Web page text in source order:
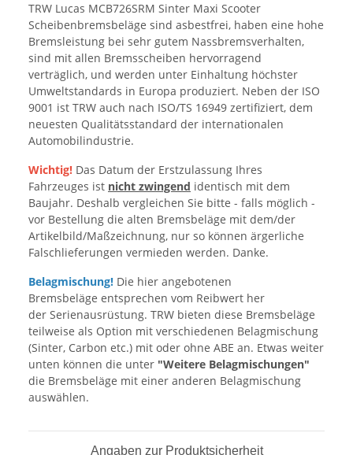
TRW Lucas MCB726SRM Sinter Maxi Scooter
Scheibenbremsbeläge sind asbestfrei, haben eine hohe
Bremsleistung bei sehr gutem Nassbremsverhalten,
sind mit allen Bremsscheiben hervorragend
verträglich, und werden unter Einhaltung höchster
Umweltstandards in Europa produziert. Neben der ISO
9001 ist TRW auch nach ISO/TS 16949 zertifiziert, dem
neuesten Qualitätsstandard der internationalen
Automobilindustrie.
Wichtig! Das Datum der Erstzulassung Ihres
Fahrzeuges ist nicht zwingend identisch mit dem
Baujahr. Deshalb vergleichen Sie bitte - falls möglich -
vor Bestellung die alten Bremsbeläge mit dem/der
Artikelbild/Maßzeichnung, nur so können ärgerliche
Falschlieferungen vermieden werden. Danke.
Belagmischung! Die hier angebotenen
Bremsbeläge entsprechen vom Reibwert her
der Serienausrüstung. TRW bieten diese Bremsbeläge
teilweise als Option mit verschiedenen Belagmischung
(Sinter, Carbon etc.) mit oder ohne ABE an. Etwas weiter
unten können die unter "Weitere Belagmischungen"
die Bremsbeläge mit einer anderen Belagmischung
auswählen.
Angaben zur Produktsicherheit